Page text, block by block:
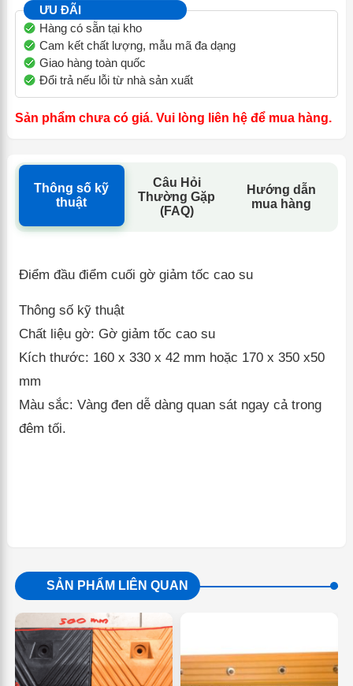
ƯU ĐÃI
Hàng có sẵn tại kho
Cam kết chất lượng, mẫu mã đa dạng
Giao hàng toàn quốc
Đổi trả nếu lỗi từ nhà sản xuất
Sản phẩm chưa có giá. Vui lòng liên hệ để mua hàng.
Thông số kỹ
thuật
Câu Hỏi
Thường Gặp
(FAQ)
Hướng dẫn
mua hàng
Điểm đầu điểm cuối gờ giảm tốc cao su
Thông số kỹ thuật
Chất liệu gờ: Gờ giảm tốc cao su
Kích thước: 160 x 330 x 42 mm hoặc 170 x 350 x50
mm
Màu sắc: Vàng đen dễ dàng quan sát ngay cả trong
đêm tối.
SẢN PHẨM LIÊN QUAN